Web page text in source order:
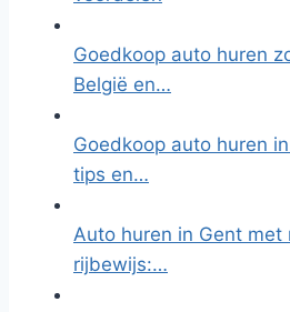
Goedkoop auto huren
België en…
Goedkoop auto huren
tips en…
Auto huren in Gent met
rijbewijs:…